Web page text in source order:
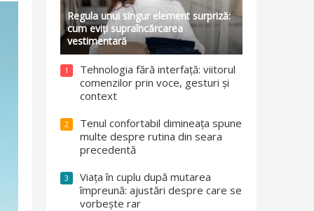
Regula unui singur element surpriză:
cum eviți supraîncărcarea
vestimentară
1
Tehnologia fără interfață: viitorul
comenzilor prin voce, gesturi și
context
2
Tenul confortabil dimineața spune
multe despre rutina din seara
precedentă
3
Viața în cuplu după mutarea
împreună: ajustări despre care se
vorbește rar